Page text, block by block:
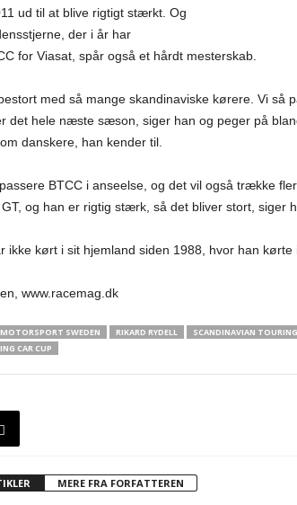
ud til at blive rigtigt stærkt. Og
der i år har
for Viasat, spår også et hårdt mesterskab.
med så mange skandinaviske kørere. Vi så
det hele næste sæson, siger han og peger på
danskere, han kender til.
BTCC i anseelse, og det vil også trække
og han er rigtig stærk, så det bliver stort, siger
ikke kørt i sit hjemland siden 1988, hvor han kørte
www.racemag.dk
SWEDEN RIKARD RYDELL
SCANDINAVIAN
CAR CUP
MERE FRA FORFATTEREN